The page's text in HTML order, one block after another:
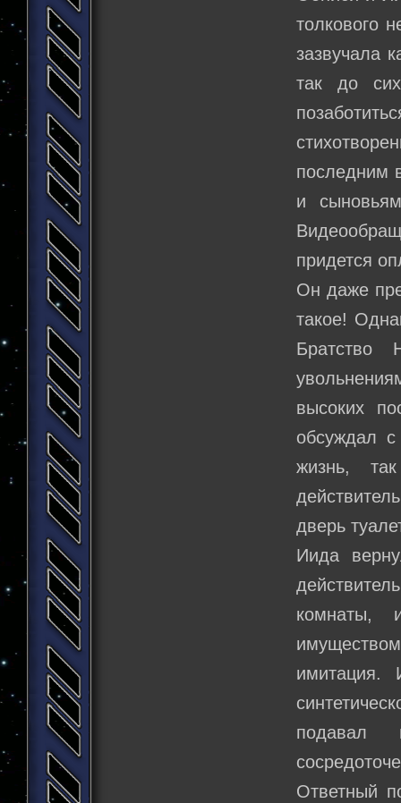
толкового
зазвучала
так до
последним
и
придется
Он даже
такое!
Братство
высоких
обсуждал
жизнь,
дверь
Иида
комнаты,
имитация.
подавал
Ответный